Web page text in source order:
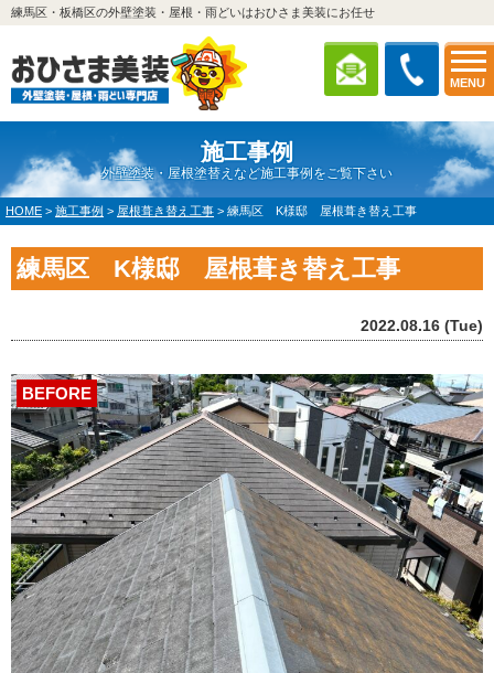
MENU
練馬区・板橋区の外壁塗装・屋根・雨どいはおひさま美装にお任せ
施工事例
外壁塗装・屋根塗替えなど施工事例をご覧下さい
HOME > 施工事例 > 屋根葺き替え工事 > 練馬区 K様邸 屋根葺き替え工事
練馬区 K様邸 屋根葺き替え工事
2022.08.16 (Tue)
BEFORE